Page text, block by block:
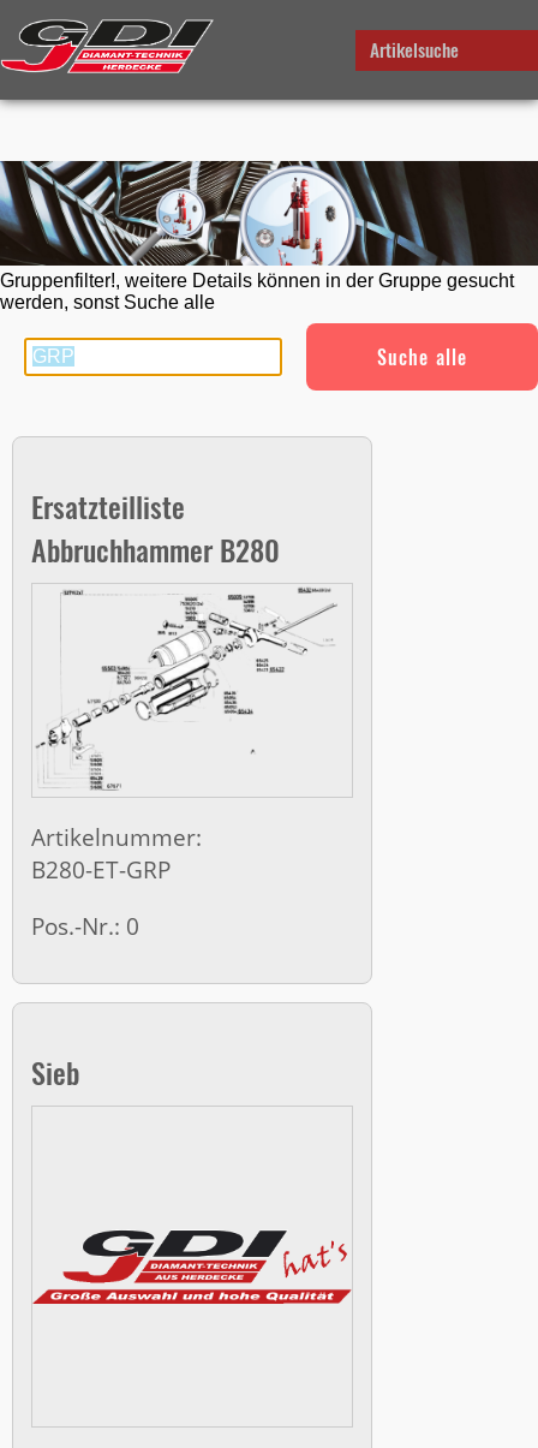
Artikelsuche
Gruppenfilter!, weitere Details können in der Gruppe gesucht
werden, sonst Suche alle
Suche alle
Ersatzteilliste
Abbruchhammer B280
Artikelnummer:
B280-ET-GRP
Pos.-Nr.: 0
Sieb